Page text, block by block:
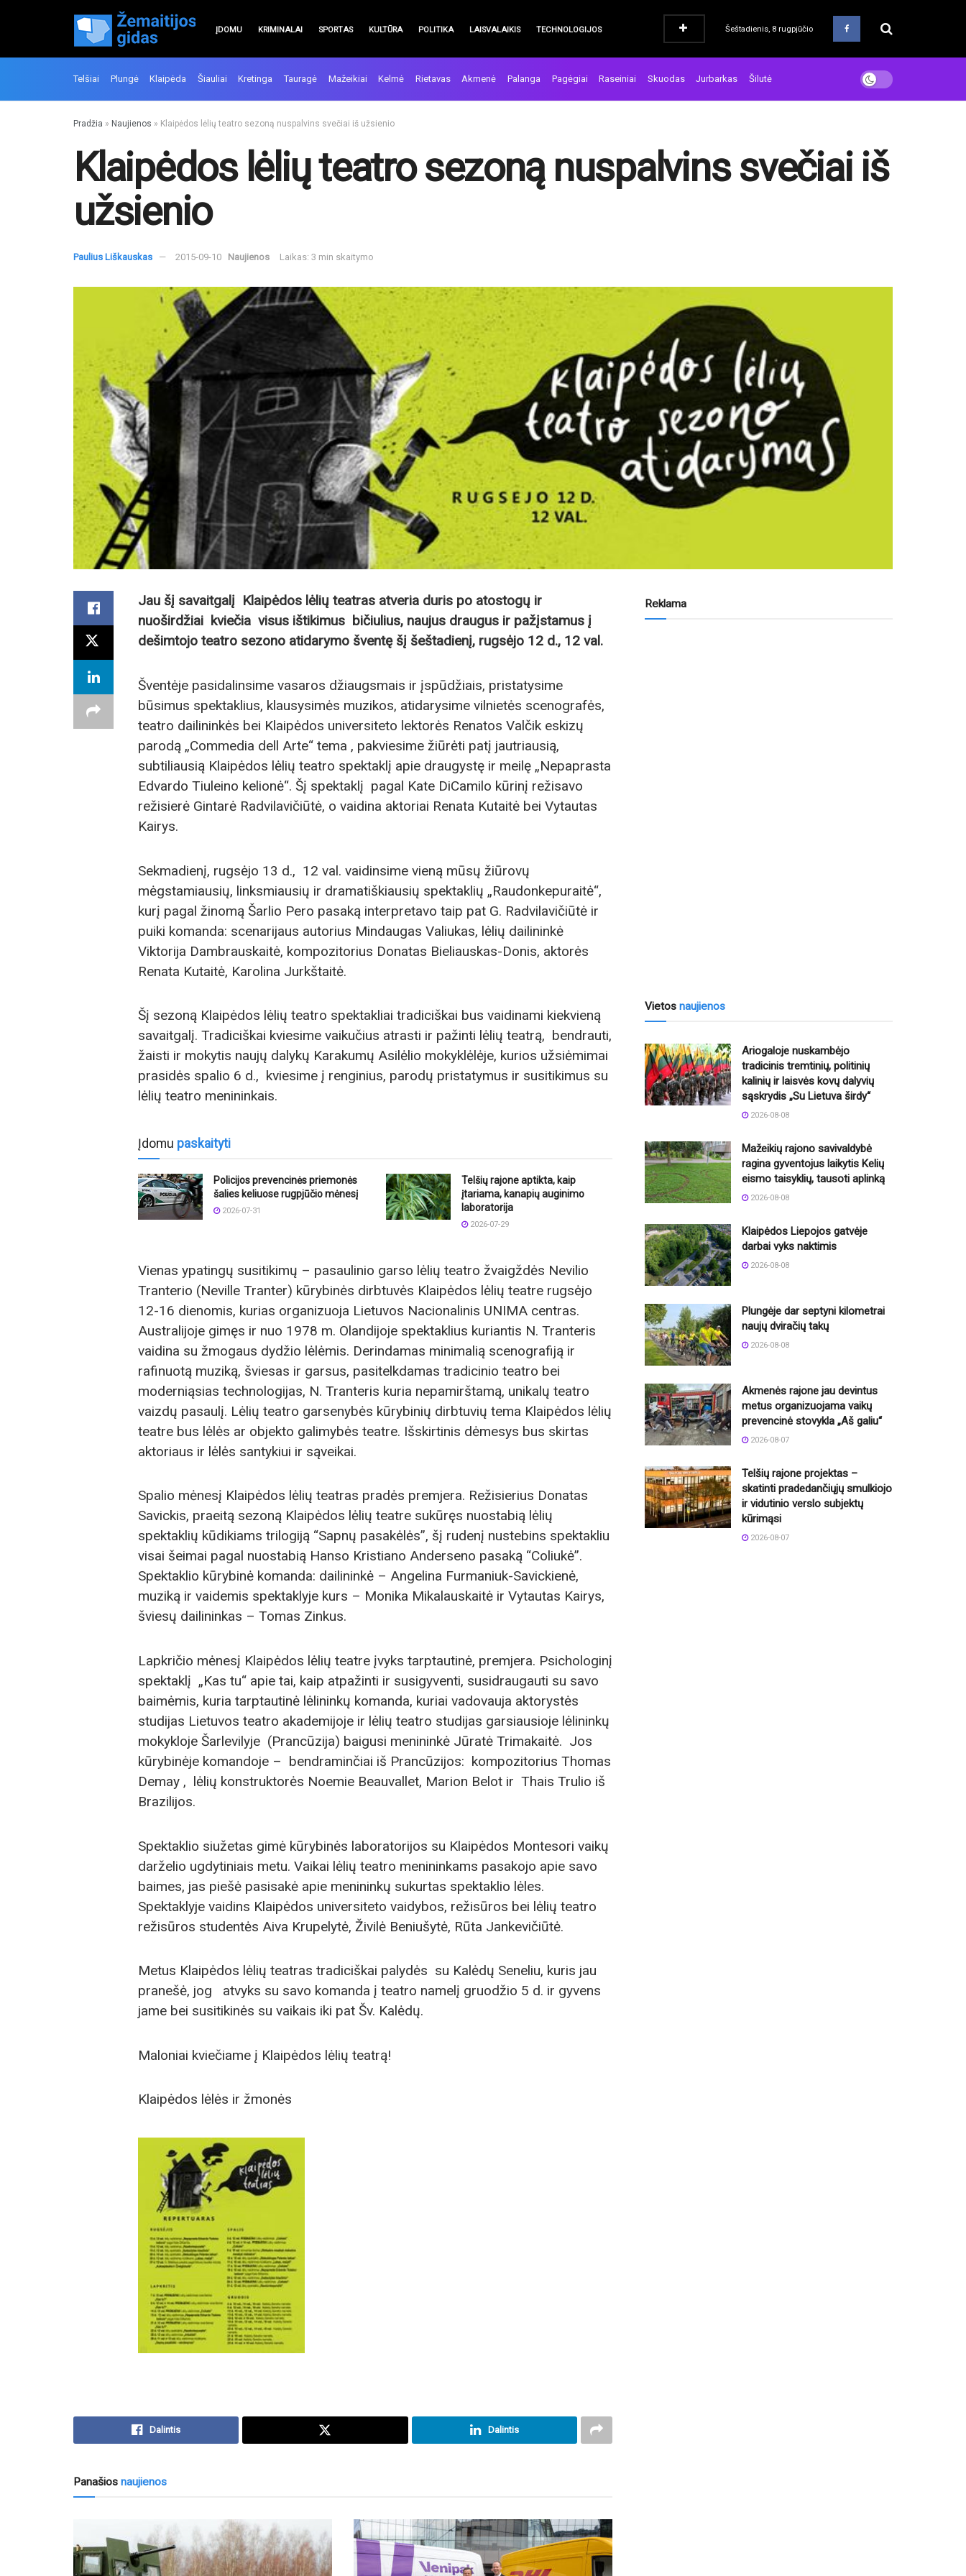
ĮDOMU KRIMINALAI SPORTAS KULTŪRA POLITIKA LAISVALAIKIS TECHNOLOGIJOS Šeštadienis, 8 rugpjūčio
Telšiai Plungė Klaipėda Šiauliai Kretinga Tauragė Mažeikiai Kelmė Rietavas Akmenė Palanga Pagėgiai Raseiniai Skuodas Jurbarkas Šilutė
Pradžia » Naujienos » Klaipėdos lėlių teatro sezoną nuspalvins svečiai iš užsienio
Klaipėdos lėlių teatro sezoną nuspalvins svečiai iš
užsienio
Paulius Liškauskas 2015-09-10 Naujienos Laikas: 3 min skaitymo
Jau šį savaitgalį Klaipėdos lėlių teatras atveria duris po atostogų ir
nuoširdžiai kviečia visus ištikimus bičiulius, naujus draugus ir pažįstamus į
dešimtojo teatro sezono atidarymo šventę šį šeštadienį, rugsėjo 12 d., 12 val.
Šventėje pasidalinsime vasaros džiaugsmais ir įspūdžiais, pristatysime
būsimus spektaklius, klausysimės muzikos, atidarysime vilnietės scenografės,
teatro dailininkės bei Klaipėdos universiteto lektorės Renatos Valčik eskizų
parodą „Commedia dell Arte“ tema , pakviesime žiūrėti patį jautriausią,
subtiliausią Klaipėdos lėlių teatro spektaklį apie draugystę ir meilę „Nepaprasta
Edvardo Tiuleino kelionė“. Šį spektaklį pagal Kate DiCamilo kūrinį režisavo
režisierė Gintarė Radvilavičiūtė, o vaidina aktoriai Renata Kutaitė bei Vytautas
Kairys.
Sekmadienį, rugsėjo 13 d., 12 val. vaidinsime vieną mūsų žiūrovų
mėgstamiausių, linksmiausių ir dramatiškiausių spektaklių „Raudonkepuraitė“,
kurį pagal žinomą Šarlio Pero pasaką interpretavo taip pat G. Radvilavičiūtė ir
puiki komanda: scenarijaus autorius Mindaugas Valiukas, lėlių dailininkė
Viktorija Dambrauskaitė, kompozitorius Donatas Bieliauskas-Donis, aktorės
Renata Kutaitė, Karolina Jurkštaitė.
Šį sezoną Klaipėdos lėlių teatro spektakliai tradiciškai bus vaidinami kiekvieną
savaitgalį. Tradiciškai kviesime vaikučius atrasti ir pažinti lėlių teatrą, bendrauti,
žaisti ir mokytis naujų dalykų Karakumų Asilėlio mokyklėlėje, kurios užsiėmimai
prasidės spalio 6 d., kviesime į renginius, parodų pristatymus ir susitikimus su
lėlių teatro menininkais.
Įdomu paskaityti
Policijos prevencinės priemonės
šalies keliuose rugpjūčio mėnesį
2026-07-31
Telšių rajone aptikta, kaip
įtariama, kanapių auginimo
laboratorija
2026-07-29
Vienas ypatingų susitikimų – pasaulinio garso lėlių teatro žvaigždės Nevilio
Tranterio (Neville Tranter) kūrybinės dirbtuvės Klaipėdos lėlių teatre rugsėjo
12-16 dienomis, kurias organizuoja Lietuvos Nacionalinis UNIMA centras.
Australijoje gimęs ir nuo 1978 m. Olandijoje spektaklius kuriantis N. Tranteris
vaidina su žmogaus dydžio lėlėmis. Derindamas minimalią scenografiją ir
rafinuotą muziką, šviesas ir garsus, pasitelkdamas tradicinio teatro bei
moderniąsias technologijas, N. Tranteris kuria nepamirštamą, unikalų teatro
vaizdų pasaulį. Lėlių teatro garsenybės kūrybinių dirbtuvių tema Klaipėdos lėlių
teatre bus lėlės ar objekto galimybės teatre. Išskirtinis dėmesys bus skirtas
aktoriaus ir lėlės santykiui ir sąveikai.
Spalio mėnesį Klaipėdos lėlių teatras pradės premjera. Režisierius Donatas
Savickis, praeitą sezoną Klaipėdos lėlių teatre sukūręs nuostabią lėlių
spektaklių kūdikiams trilogiją “Sapnų pasakėlės”, šį rudenį nustebins spektakliu
visai šeimai pagal nuostabią Hanso Kristiano Anderseno pasaką “Coliukė”.
Spektaklio kūrybinė komanda: dailininkė – Angelina Furmaniuk-Savickienė,
muziką ir vaidemis spektaklyje kurs – Monika Mikalauskaitė ir Vytautas Kairys,
šviesų dailininkas – Tomas Zinkus.
Lapkričio mėnesį Klaipėdos lėlių teatre įvyks tarptautinė, premjera. Psichologinį
spektaklį „Kas tu“ apie tai, kaip atpažinti ir susigyventi, susidraugauti su savo
baimėmis, kuria tarptautinė lėlininkų komanda, kuriai vadovauja aktorystės
studijas Lietuvos teatro akademijoje ir lėlių teatro studijas garsiausioje lėlininkų
mokykloje Šarlevilyje (Prancūzija) baigusi menininkė Jūratė Trimakaitė. Jos
kūrybinėje komandoje – bendraminčiai iš Prancūzijos: kompozitorius Thomas
Demay , lėlių konstruktorės Noemie Beauvallet, Marion Belot ir Thais Trulio iš
Brazilijos.
Spektaklio siužetas gimė kūrybinės laboratorijos su Klaipėdos Montesori vaikų
darželio ugdytiniais metu. Vaikai lėlių teatro menininkams pasakojo apie savo
baimes, jas piešė pasisakė apie menininkų sukurtas spektaklio lėles.
Spektaklyje vaidins Klaipėdos universiteto vaidybos, režisūros bei lėlių teatro
režisūros studentės Aiva Krupelytė, Živilė Beniušytė, Rūta Jankevičiūtė.
Metus Klaipėdos lėlių teatras tradiciškai palydės su Kalėdų Seneliu, kuris jau
pranešė, jog atvyks su savo komanda į teatro namelį gruodžio 5 d. ir gyvens
jame bei susitikinės su vaikais iki pat Šv. Kalėdų.
Maloniai kviečiame į Klaipėdos lėlių teatrą!
Klaipėdos lėlės ir žmonės
Dalintis Dalintis
Panašios naujienos
Reklama
Vietos naujienos
Ariogaloje nuskambėjo
tradicinis tremtinių, politinių
kalinių ir laisvės kovų dalyvių
sąskrydis „Su Lietuva širdy“
2026-08-08
Mažeikių rajono savivaldybė
ragina gyventojus laikytis Kelių
eismo taisyklių, tausoti aplinką
2026-08-08
Klaipėdos Liepojos gatvėje
darbai vyks naktimis
2026-08-08
Plungėje dar septyni kilometrai
naujų dviračių takų
2026-08-08
Akmenės rajone jau devintus
metus organizuojama vaikų
prevencinė stovykla „Aš galiu“
2026-08-07
Telšių rajone projektas –
skatinti pradedančiųjų smulkiojo
ir vidutinio verslo subjektų
kūrimąsi
2026-08-07